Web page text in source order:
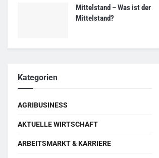
Mittelstand – Was ist der
Mittelstand?
Kategorien
AGRIBUSINESS
AKTUELLE WIRTSCHAFT
ARBEITSMARKT & KARRIERE